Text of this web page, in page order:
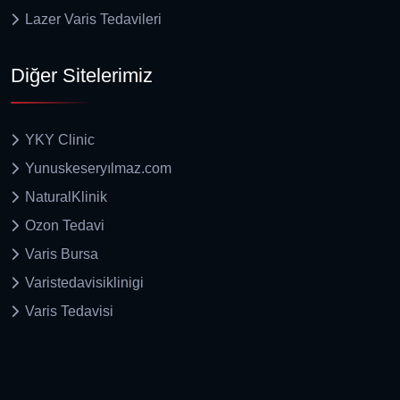
Lazer Varis Tedavileri
Diğer Sitelerimiz
YKY Clinic
Yunuskeseryılmaz.com
NaturalKlinik
Ozon Tedavi
Varis Bursa
Varistedavisiklinigi
Varis Tedavisi